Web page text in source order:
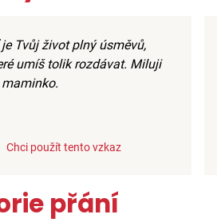
Tvůj život plný úsměvů,
umíš tolik rozdávat. Miluji
maminko.
Chci použít tento vzkaz
přání